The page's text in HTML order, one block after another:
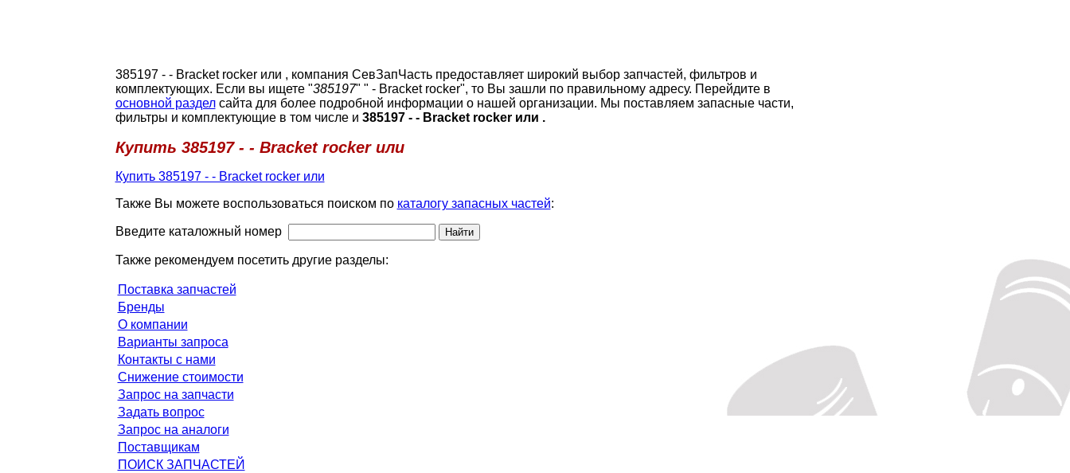
385197 - - Bracket rocker или , компания СевЗапЧасть предоставляет широкий выбор запчастей, фильтров и
комплектующих. Если вы ищете "385197" " - Bracket rocker", то Вы зашли по правильному адресу. Перейдите в
основной разделсайта для более подробной информации о нашей организации. Мы поставляем запасные части,
фильтры и комплектующие в том числе и 385197 - - Bracket rocker или .
Купить 385197 - - Bracket rocker или
Купить 385197 - - Bracket rocker или
Также Вы можете воспользоваться поиском по каталогу запасных частей:
Введите каталожный номер
Также рекомендуем посетить другие разделы:
Поставка запчастей
Бренды
О компании
Варианты запроса
Контакты с нами
Снижение стоимости
Запрос на запчасти
Задать вопрос
Запрос на аналоги
Поставщикам
ПОИСК ЗАПЧАСТЕЙ